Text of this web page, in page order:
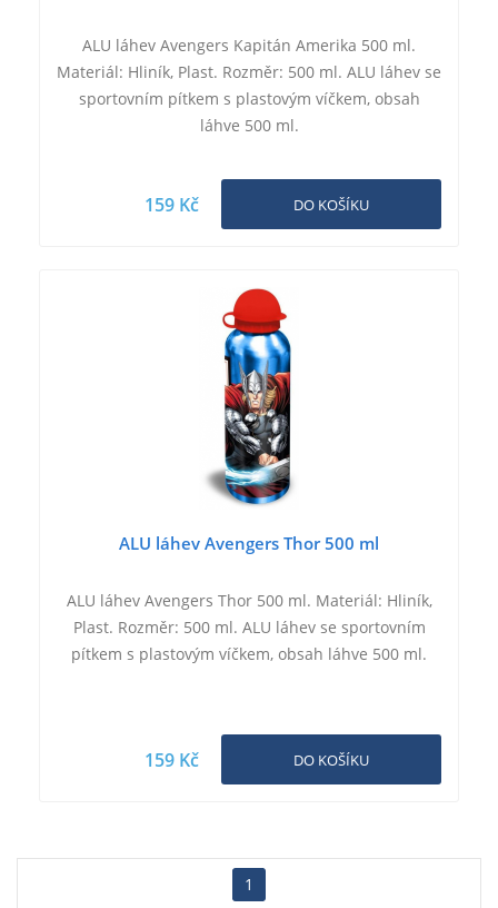
ALU láhev Avengers Kapitán Amerika 500 ml.
Materiál: Hliník, Plast. Rozměr: 500 ml. ALU láhev se
sportovním pítkem s plastovým víčkem, obsah
láhve 500 ml.
159 Kč DO KOŠÍKU
ALU láhev Avengers Thor 500 ml
ALU láhev Avengers Thor 500 ml. Materiál: Hliník,
Plast. Rozměr: 500 ml. ALU láhev se sportovním
pítkem s plastovým víčkem, obsah láhve 500 ml.
159 Kč DO KOŠÍKU
1